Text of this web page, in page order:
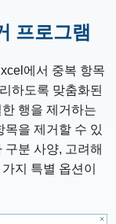
프로그램
에서 중복 항목
하도록 맞춤화된
행을 제거하는
목을 제거할 수 있
분 사양, 고려해
지 특별 옵션이